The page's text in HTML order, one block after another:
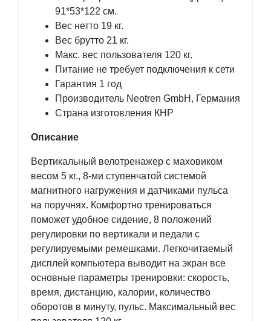
91*53*122 см.
Вес нетто 19 кг.
Вес брутто 21 кг.
Макс. вес пользователя 120 кг.
Питание не требует подключения к сети
Гарантия 1 год
Производитель Neotren GmbH, Германия
Страна изготовления КНР
Описание
Вертикальный велотренажер с маховиком
весом 5 кг., 8-ми ступенчатой системой
магнитного нагружения и датчиками пульса
на поручнях. Комфортно тренироваться
поможет удобное сидение, 8 положений
регулировки по вертикали и педали с
регулируемыми ремешками. Легкочитаемый
дисплей компьютера выводит на экран все
основные параметры тренировки: скорость,
время, дистанцию, калории, количество
оборотов в минуту, пульс. Максимальный вес